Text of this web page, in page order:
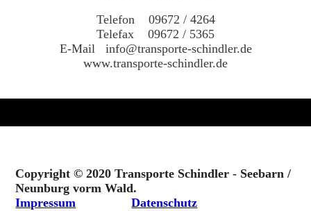
Telefon 09672 / 4264
Telefax 09672 / 5365
E-Mail info@transporte-schindler.de
www.transporte-schindler.de
Copyright © 2020 Transporte Schindler - Seebarn /
Neunburg vorm Wald.
Impressum
Datenschutz